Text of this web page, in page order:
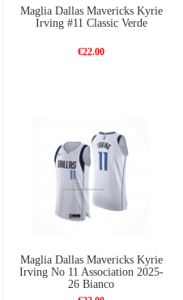
Maglia Dallas Mavericks Kyrie
Irving #11 Classic Verde
€22.00
Maglia Dallas Mavericks Kyrie
Irving No 11 Association 2025-
26 Bianco